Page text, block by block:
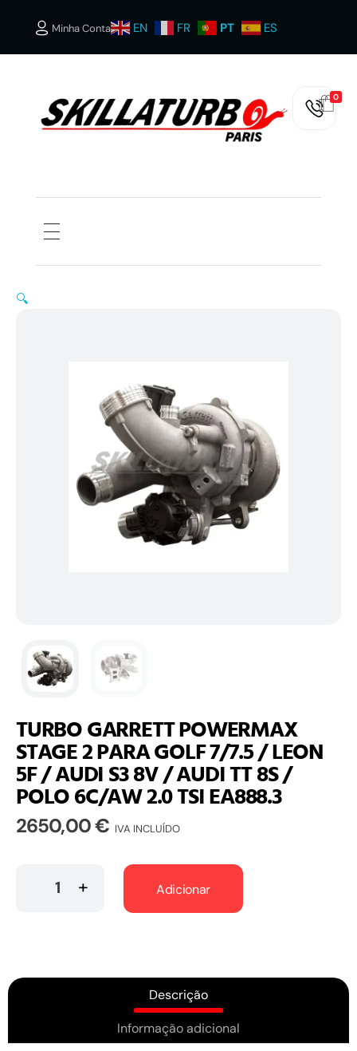
Minha Conta EN FR PT ES
0
🔍
TURBO GARRETT POWERMAX
STAGE 2 PARA GOLF 7/7.5 / LEON
5F / AUDI S3 8V / AUDI TT 8S /
POLO 6C/AW 2.0 TSI EA888.3
2650,00€ IVA INCLUÍDO
Adicionar
Descrição
Informação adicional